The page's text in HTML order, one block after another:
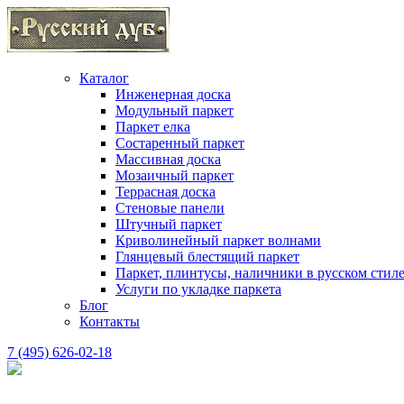
Каталог
Инженерная доска
Модульный паркет
Паркет елка
Состаренный паркет
Массивная доска
Мозаичный паркет
Террасная доска
Стеновые панели
Штучный паркет
Криволинейный паркет волнами
Глянцевый блестящий паркет
Паркет, плинтусы, наличники в русском стиле
Услуги по укладке паркета
Блог
Контакты
7 (495) 626-02-18